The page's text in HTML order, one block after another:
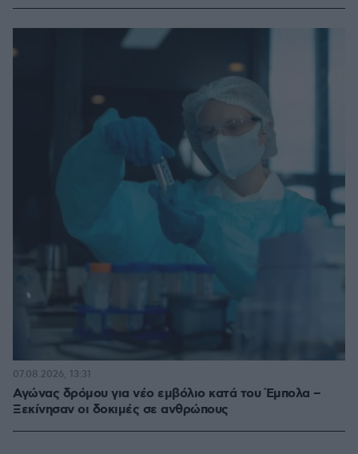
Αγώνας δρόμου για νέο εμβόλιο κατά του Έμπολα –
Ξεκίνησαν οι δοκιμές σε ανθρώπους
07.08.2026, 13:31